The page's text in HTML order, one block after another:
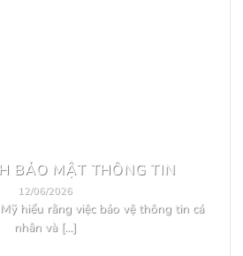
BẢO MẬT THÔNG TIN
12/06/2026
hiểu rằng việc bảo vệ thông tin cá
nhân và [...]